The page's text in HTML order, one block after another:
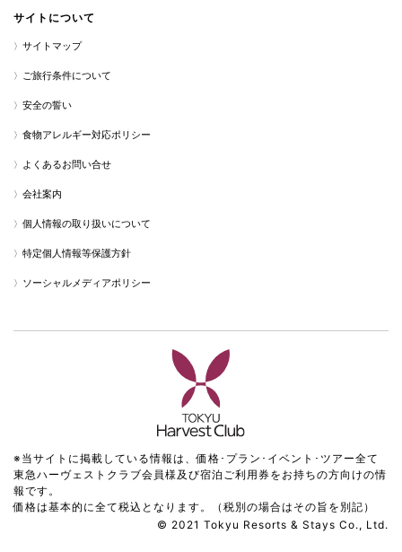
サイトについて
サイトマップ
ご旅行条件について
安全の誓い
食物アレルギー対応ポリシー
よくあるお問い合せ
会社案内
個人情報の取り扱いについて
特定個人情報等保護方針
ソーシャルメディアポリシー
※当サイトに掲載している情報は、価格･プラン･イベント･ツアー全て
東急ハーヴェストクラブ会員様及び宿泊ご利用券をお持ちの方向けの情
報です。
価格は基本的に全て税込となります。（税別の場合はその旨を別記）
© 2021 Tokyu Resorts & Stays Co., Ltd.